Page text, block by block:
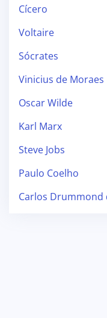
Cícero
Voltaire
Sócrates
Vinicius de Moraes
Oscar Wilde
Karl Marx
Steve Jobs
Paulo Coelho
Carlos Drummond